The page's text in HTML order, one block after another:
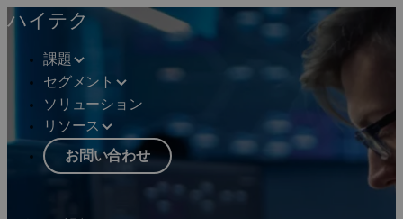
ハイテク
課題
セグメント
ソリューション
リソース
お問い合わせ